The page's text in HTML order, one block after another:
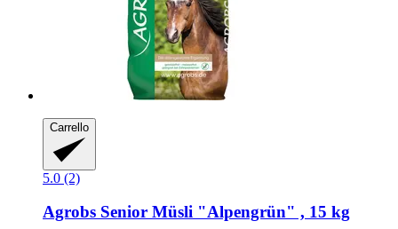
Carrello
5.0 (2)
Agrobs Senior Müsli "Alpengrün" , 15 kg